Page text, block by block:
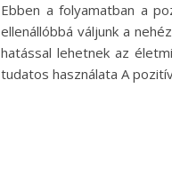
Ebben a folyamatban a
ellenállóbbá váljunk a
hatással lehetnek az
tudatos használata A